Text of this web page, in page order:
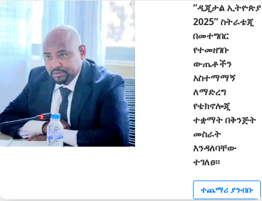
“ዲጂታል ኢትዮጵያ
2025” ስትራቴጂ
በመተግበር
የተመዘገቡ
ውጤቶችን
አስተማማኝ
ለማድረግ
የቴክኖሎጂ
ተቋማት በቅንጅት
መስራት
እንዳለባቸው
ተገለፀ፡፡
ተጨማሪ ያንብቡ